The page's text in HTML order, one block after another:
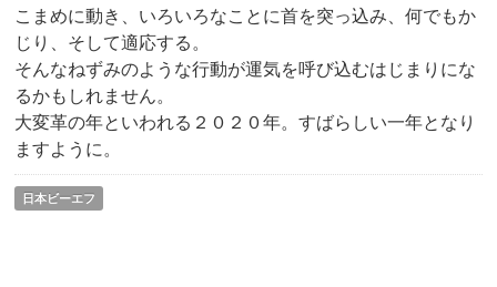
こまめに動き、いろいろなことに首を突っ込み、何でもか
じり、そして適応する。
そんなねずみのような行動が運気を呼び込むはじまりにな
るかもしれません。
大変革の年といわれる２０２０年。すばらしい一年となり
ますように。
日本ビーエフ